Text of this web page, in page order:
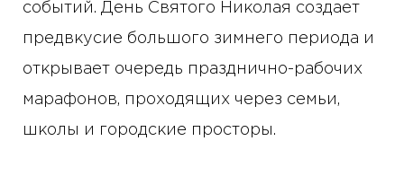
событий. День Святого Николая создает
предвкусие большого зимнего периода и
открывает очередь празднично-рабочих
марафонов, проходящих через семьи,
школы и городские просторы.